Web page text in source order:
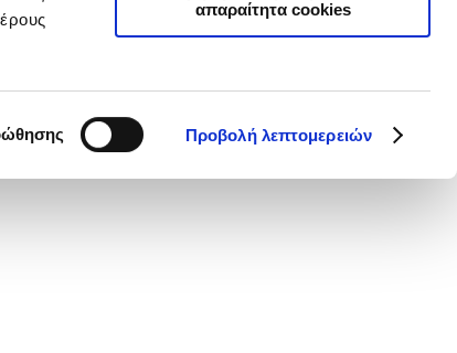
Προβολή λεπτομερειών
απαραίτητα cookies